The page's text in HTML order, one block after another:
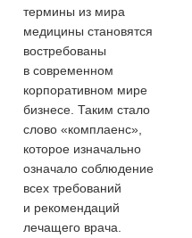
термины из мира
медицины становятся
востребованы
в современном
корпоративном мире
бизнесе. Таким стало
слово «комплаенс»,
которое изначально
означало соблюдение
всех требований
и рекомендаций
лечащего врача.